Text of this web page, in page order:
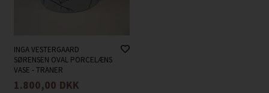
INGA VESTERGAARD
SØRENSEN OVAL PORCELÆNS
VASE - TRANER
1.800,00 DKK